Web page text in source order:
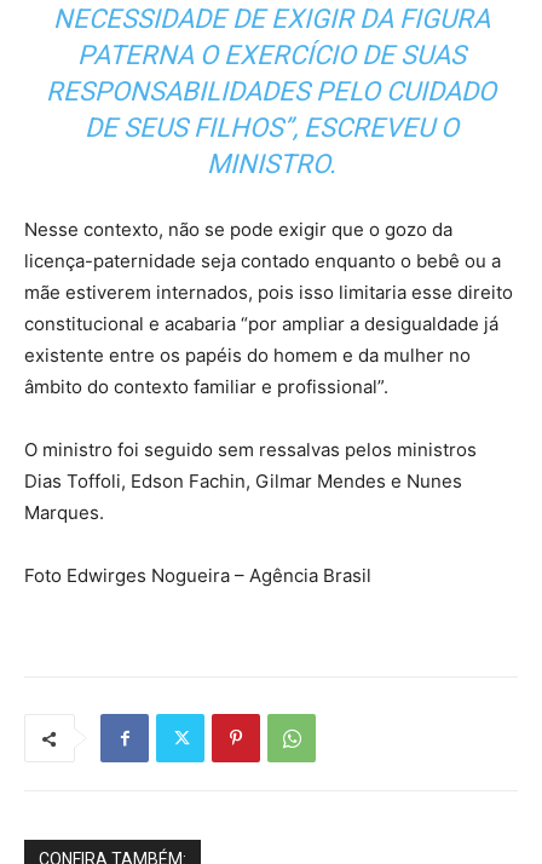
NECESSIDADE DE EXIGIR DA FIGURA
PATERNA O EXERCÍCIO DE SUAS
RESPONSABILIDADES PELO CUIDADO
DE SEUS FILHOS”, ESCREVEU O
MINISTRO.
Nesse contexto, não se pode exigir que o gozo da
licença-paternidade seja contado enquanto o bebê ou a
mãe estiverem internados, pois isso limitaria esse direito
constitucional e acabaria “por ampliar a desigualdade já
existente entre os papéis do homem e da mulher no
âmbito do contexto familiar e profissional”.
O ministro foi seguido sem ressalvas pelos ministros
Dias Toffoli, Edson Fachin, Gilmar Mendes e Nunes
Marques.
Foto Edwirges Nogueira – Agência Brasil
CONFIRA TAMBÉM: